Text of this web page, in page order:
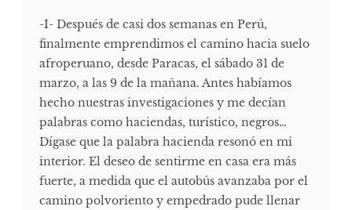
-I- Después de casi dos semanas en Perú,
finalmente emprendimos el camino hacia suelo
afroperuano, desde Paracas, el sábado 31 de
marzo, a las 9 de la mañana. Antes habíamos
hecho nuestras investigaciones y me decían
palabras como haciendas, turístico, negros…
Dígase que la palabra hacienda resonó en mi
interior. El deseo de sentirme en casa era más
fuerte, a medida que el autobús avanzaba por el
camino polvoriento y empedrado pude llenar